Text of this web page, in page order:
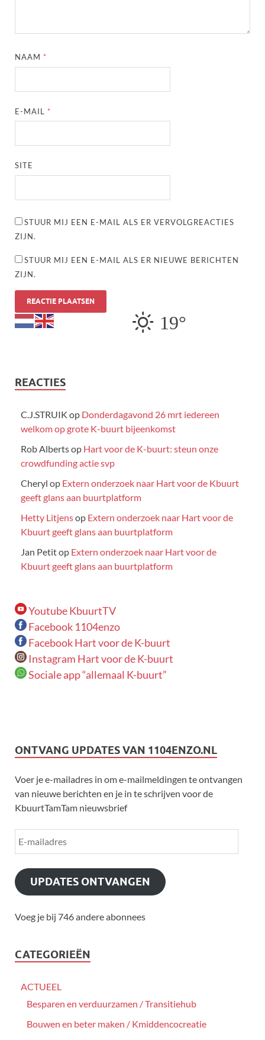
NAAM *
E-MAIL *
SITE
STUUR MIJ EEN E-MAIL ALS ER VERVOLGREACTIES
ZIJN.
STUUR MIJ EEN E-MAIL ALS ER NIEUWE BERICHTEN
ZIJN.
19°
REACTIES
C.J.STRUIK op Donderdagavond 26 mrt iedereen
welkom op grote K-buurt bijeenkomst
Rob Albertsop Hart voor de K-buurt: steun onze
crowdfunding actie svp
Cheryl op Extern onderzoek naar Hart voor de Kbuurt
geeft glans aan buurtplatform
Hetty Litjensop Extern onderzoek naar Hart voor de
Kbuurt geeft glans aan buurtplatform
Jan Petitop Extern onderzoek naar Hart voor de
Kbuurt geeft glans aan buurtplatform
Youtube KbuurtTV
Facebook 1104enzo
Facebook Hart voor de K-buurt
Instagram Hart voor de K-buurt
Sociale app “allemaal K-buurt”
ONTVANG UPDATES VAN 1104ENZO.NL
Voer je e-mailadres in om e-mailmeldingen te ontvangen
van nieuwe berichten en je in te schrijven voor de
KbuurtTamTam nieuwsbrief
UPDATES ONTVANGEN
Voeg je bij 746 andere abonnees
CATEGORIEËN
ACTUEEL
Besparen en verduurzamen / Transitiehub
Bouwen en beter maken / Kmiddencocreatie